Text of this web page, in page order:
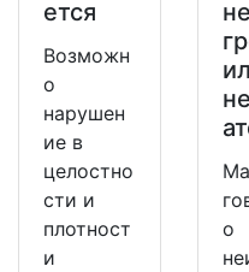
ется
Возможн
о
нарушен
ие в
целостно
сти и
плотност
и
не
о